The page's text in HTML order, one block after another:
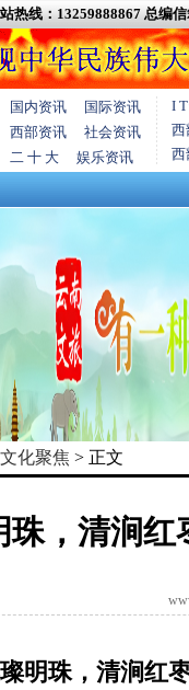
热线：13259888867 总编信
国内资讯
国际资讯
西部资讯
社会资讯
二 十 大 娱乐资讯
I
西
西
文化聚焦 > 正文
珠，清涧红
珠，清涧红